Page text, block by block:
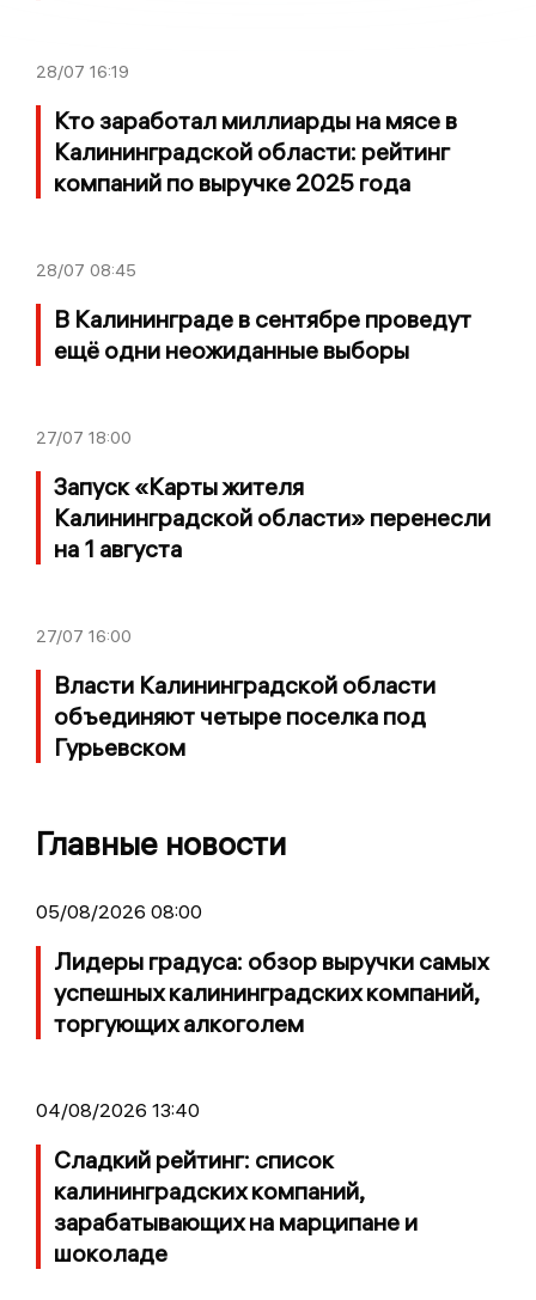
28/07 16:19
Кто заработал миллиарды на мясе в
Калининградской области: рейтинг
компаний по выручке 2025 года
28/07 08:45
В Калининграде в сентябре проведут
ещё одни неожиданные выборы
27/07 18:00
Запуск «Карты жителя
Калининградской области» перенесли
на 1 августа
27/07 16:00
Власти Калининградской области
объединяют четыре поселка под
Гурьевском
Главные новости
05/08/2026 08:00
Лидеры градуса: обзор выручки самых
успешных калининградских компаний,
торгующих алкоголем
04/08/2026 13:40
Сладкий рейтинг: список
калининградских компаний,
зарабатывающих на марципане и
шоколаде